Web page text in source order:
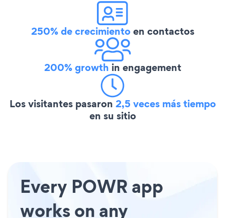
250% de crecimientoen contactos
200% growth in engagement
Los visitantes pasaron 2,5 veces más tiempo
en su sitio
Every POWR app
works on any